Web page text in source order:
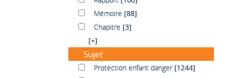
MémoireMémoire [88]
ChapitreChapitre [3]
[+]
Sujet
Protection enfant danger
Protection enfant danger [1244]